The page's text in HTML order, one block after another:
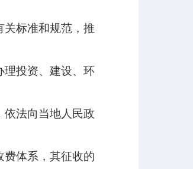
标准和规范，推
投资、建设、环
法向当地人民政
体系，其征收的